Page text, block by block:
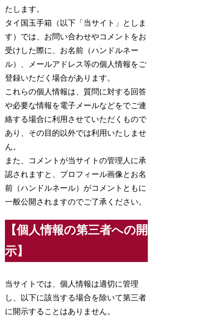
たします。
タイ国玉手箱（以下「当サイト」としま
す）では、お問い合わせやコメントをお
受けした際に、お名前（ハンドルネー
ル）、メールアドレス等の個人情報をご
登録いただく場合があります。
これらの個人情報は、質問に対する回答
や必要な情報を電子メールなどをでご連
絡する場合に利用させていただくもので
あり、その目的以外では利用いたしませ
ん。
また、コメントが当サイトの管理人に承
認されますと、プロフィール画像とお名
前（ハンドルネール）がコメントともに
一般公開されますのでご了承ください。
【個人情報の第三者への開
示】
当サイトでは、個人情報は適切に管理
し、以下に該当する場合を除いて第三者
に開示することはありません。